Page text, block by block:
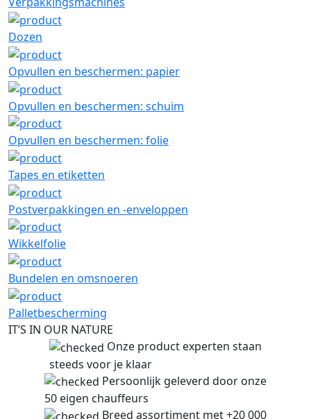
Dozen
Opvullen en beschermen: papier
Opvullen en beschermen: schuim
Opvullen en beschermen: folie
Tapes en etiketten
Postverpakkingen en -enveloppen
Wikkelfolie
Bundelen en omsnoeren
Palletbescherming
IT’S IN OUR NATURE
Onze product experten staan
steeds voor je klaar
Persoonlijk geleverd door onze
50 eigen chauffeurs
Breed assortiment met +20 000